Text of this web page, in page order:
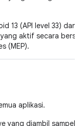
13 (API level 33) dan
aktif secara
(MEP).
aplikasi.
yang diambil